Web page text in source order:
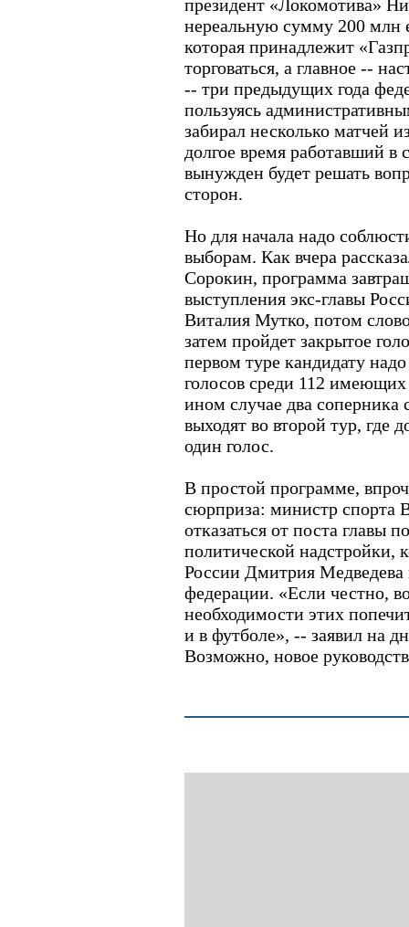
президент «Локомотива»
нереальную сумму 200
которая принадлежит
торговаться, а главное --
-- три предыдущих года
пользуясь
забирал несколько матчей
долгое время работавший в
вынужден будет решать
сторон.
Но для начала надо
выборам. Как вчера
Сорокин, программа
выступления экс-главы
Виталия Мутко, потом
затем пройдет закрытое
первом туре кандидату
голосов среди 112
ином случае два
выходят во второй тур, где
один голос.
В простой программе,
сюрприза: министр спорта
отказаться от поста главы
политической надстройки,
России Дмитрия Медведева
федерации. «Если честно,
необходимости этих
и в футболе», -- заявил на
Возможно, новое